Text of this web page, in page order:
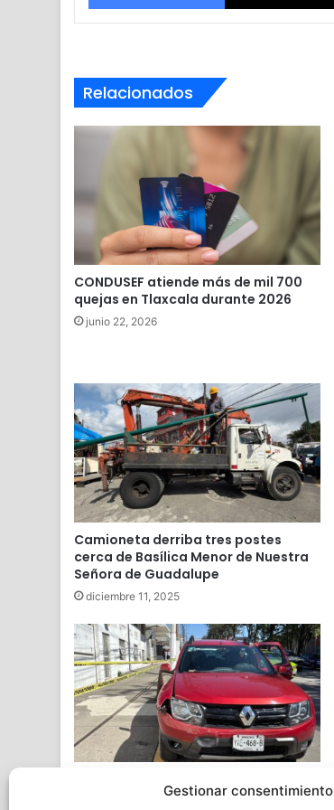
Gestionar consentimiento
Relacionados
CONDUSEF atiende más de mil 700
quejas en Tlaxcala durante 2026
junio 22, 2026
Camioneta derriba tres postes
cerca de Basílica Menor de Nuestra
Señora de Guadalupe
diciembre 11, 2025
múltiple; cuatro vehículos rojos